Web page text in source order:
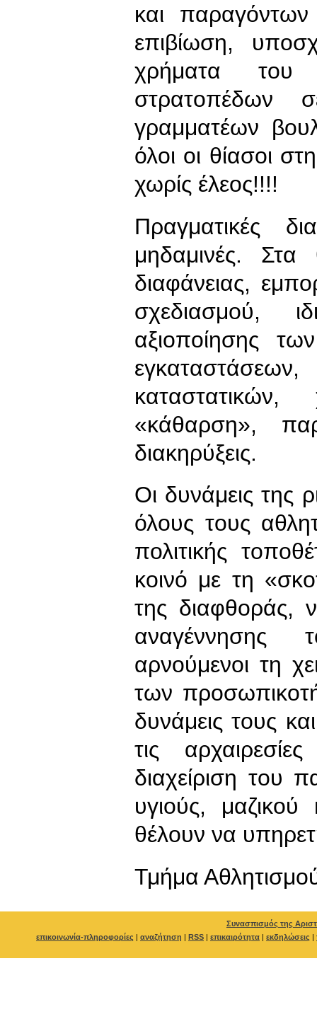
και
επιβίωση,
χρήματα του
στρατοπέδων
γραμματέων
όλοι οι θίασοι
χωρίς έλεος!!!!
Πραγματικές
μηδαμινές. Στα
διαφάνειας,
σχεδιασμού,
αξιοποίησης
«κάθαρση»,
διακηρύξεις.
Οι δυνάμεις της
όλους τους
πολιτικής
κοινό με τη
της διαφθοράς,
αναγέννησης
αρνούμενοι τη
των
δυνάμεις τους
τις
διαχείριση του
υγιούς,
θέλουν να
Τμήμα
Συνασπισμός της
επικοινωνία-πληροφορίες | αναζήτηση | RSS | επικαιρότητα | εκδηλώσεις |